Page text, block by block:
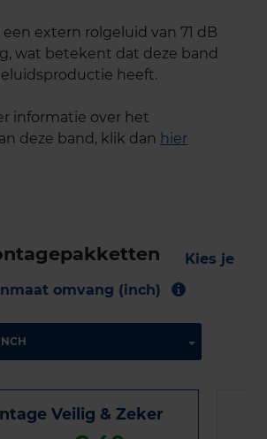
extern rolgeluid van 71 dB
wat betekent dat deze band
heeft.
informatie over het
deze band, klik dan hier
Kies je
omvang (inch)
Veilig & Zeker